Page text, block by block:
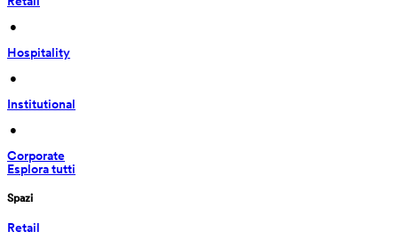
•
Hospitality
•
Institutional
•
Corporate
Esplora tutti
Spazi
Retail